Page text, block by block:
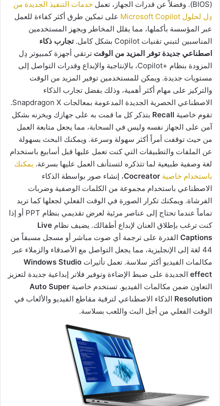
(BIOS). وفضلاً عن قدرات الجهاز، تعمل
خدمات التنفيذ الجديدة من
دِل لحلول Microsoft Copilot
على تمكين طرق أكثر كفاءة للعمل
عبر المؤسسة بأكملها، مما يقلل المخاطر ويجهز المستخدمين
المناسبين لتبني تقنيات Copilot بشكل كامل.
تجارب ذكاء
اصطناعي جديدة توفر المزيد من الوقت ترتقي أجهزة كمبيوتر دِل
المزودة بنظام Copilot+‎، بالإنتاجية والإبداع وقدرات التواصل إلى
مستويات جديدة. ويمكن للمستخدمين توفير المزيد من الوقت
والتركيز على مهام أكثر أهمية، وذلك بفضل تجارب الذكاء
الاصطناعي الحصرية الجديدة المدعومة بمعالجات Snapdragon X.
تقوم خاصية Recall بتذكر كل ما قمت به على جهازك ويخزنه بشكل
آمن على الجهاز نفسه وليس في السحابة، مما يجعل متابعة العمل
من حيث توقفت أمراً أكثر سهولة وسرعة. ويمكنك البحث بسهولة
عن الملفات والتطبيقات التي كنت تعمل عليها قبل أسابيع باستخدام
لغة وصفية طبيعية لما تتذكره لتستأنف العمل عليها بسرعة. يمكنك
باستخدام خاصية Cocreator، إنشاء صور بواسطة الذكاء
الاصطناعي باستخدام مجموعة من الكلمات الوصفية وضربات
الفرشاة. ويمكنك تكرار الصورة في الوقت الفعلي لجعلها كما تريد
تماماً عندما تحتاج إلى عناصر مرئية لعرض تقديمي بنظام PPT أو إذا
كنت ترغب بإطلاق العنان لإبداع أطفالك. يضيف نظام Live
Captions القدرة على ترجمة أي صوت مباشر أو مسجل مسبقاً من
44 لغة إلى الإنجليزية، مما يجعل التواصل مع الأصدقاء والزملاء عبر
مكالمات الفيديو أكثر سلاسة. تعمل تأثيرات Windows Studio
effect الجديدة على ضبط الإضاءة وتوفير فلاتر إبداعية جديدة لتعزيز
التعاون ضمن مكالمات الفيديو. تستخدم خاصية Auto Super
Resolution الذكاء الاصطناعي لترقية مقاطع الفيديو والألعاب في
الوقت الفعلي من أجل البث واللعب بسلاسة.